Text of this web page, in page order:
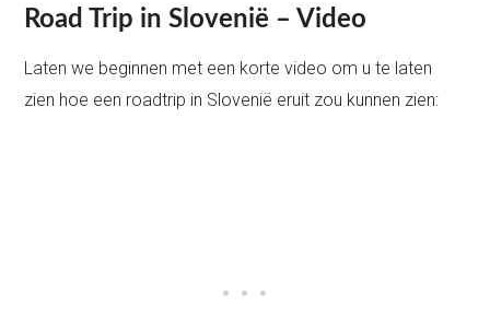
Road Trip in Slovenië – Video
Laten we beginnen met een korte video om u te laten
zien hoe een roadtrip in Slovenië eruit zou kunnen zien: